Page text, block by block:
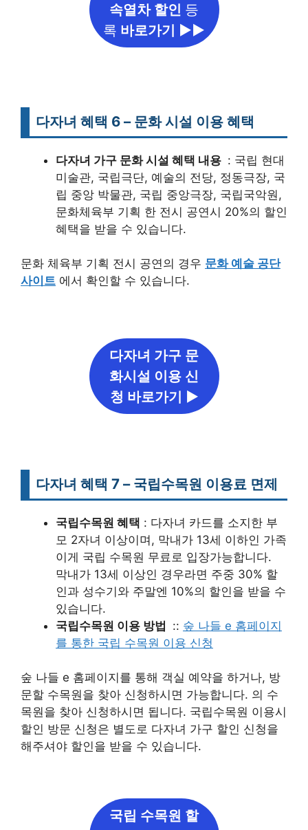
속열차 할인 등
록 바로가기 ▶▶
다자녀 혜택 6 – 문화 시설 이용 혜택
다자녀 가구 문화 시설 혜택 내용 : 국립 현대
미술관, 국립극단, 예술의 전당, 정동극장, 국
립 중앙 박물관, 국립 중앙극장, 국립국악원,
문화체육부 기획 한 전시 공연시 20%의 할인
혜택을 받을 수 있습니다.
문화 체육부 기획 전시 공연의 경우 문화 예술 공단
사이트 에서 확인할 수 있습니다.
다자녀 가구 문
화시설 이용 신
청 바로가기 ▶
다자녀 혜택 7 – 국립수목원 이용료 면제
국립수목원 혜택 : 다자녀 카드를 소지한 부
모 2자녀 이상이며, 막내가 13세 이하인 가족
이게 국립 수목원 무료로 입장가능합니다.
막내가 13세 이상인 경우라면 주중 30% 할
인과 성수기와 주말엔 10%의 할인을 받을 수
있습니다.
국립수목원 이용 방법 :: 숲 나들 e 홈페이지
를 통한 국립 수목원 이용 신청
숲 나들 e 홈페이지를 통해 객실 예약을 하거나, 방
문할 수목원을 찾아 신청하시면 가능합니다. 의 수
목원을 찾아 신청하시면 됩니다. 국립수목원 이용시
할인 방문 신청은 별도로 다자녀 가구 할인 신청을
해주셔야 할인을 받을 수 있습니다.
국립 수목원 할